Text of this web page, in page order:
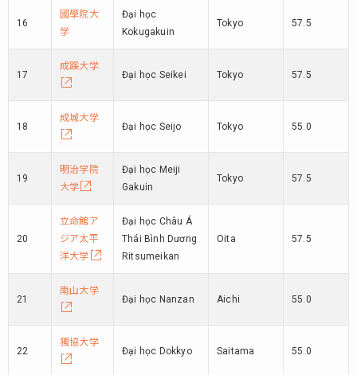
16
國學院大
学
Đại học
Kokugakuin
Tokyo 57.5
17
成蹊大学
Đại học Seikei Tokyo 57.5
18
成城大学
Đại học Seijo Tokyo 55.0
19
明治学院
大学
Đại học Meiji
Gakuin
Tokyo 57.5
20
立命館ア
ジア太平
洋大学
Đại học Châu Á
Thái Bình Dương
Ritsumeikan
Oita 57.5
21
南山大学
Đại học Nanzan Aichi 55.0
22
獨協大学
Đại học Dokkyo Saitama 55.0